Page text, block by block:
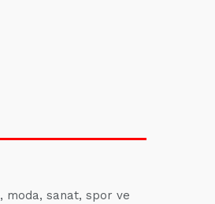
moda, sanat, spor ve